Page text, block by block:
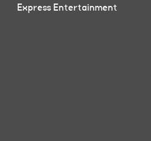
Express Entertainment